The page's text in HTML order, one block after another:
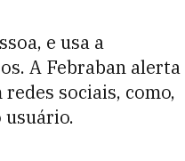
e usa a
A Febraban alerta
sociais, como,
usuário.